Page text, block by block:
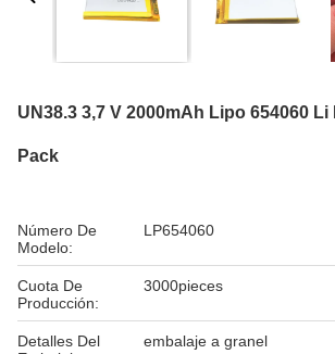
UN38.3 3,7 V 2000mAh Lipo 654060
Pack
Número De
Modelo:
LP654060
Cuota De
Producción:
3000pieces
Detalles Del
embalaje a granel